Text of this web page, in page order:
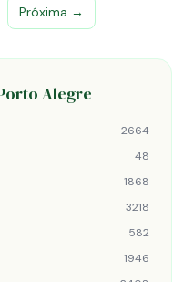
Próxima →
Alegre
2664
48
1868
3218
582
1946